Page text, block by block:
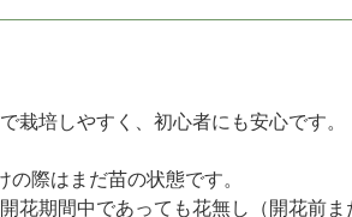
栽培しやすく、初心者にも安心です。
際はまだ苗の状態です。
花期間中であっても花無し（開花前